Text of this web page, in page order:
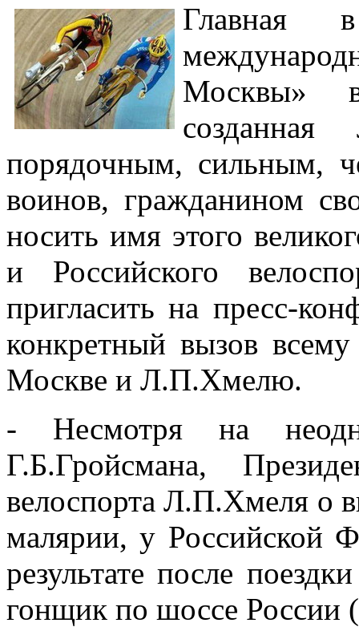
Главная
Москвы»
порядочным, сильным,
воинов, гражданином
носить имя этого
и Российского
пригласить на пресс-
конкретный вызов
Москве и Л.П.Хмелю.
- Несмотря на
Г.Б.Гройсмана,
велоспорта Л.П.Хмеля о
малярии, у Российской
результате после
гонщик по шоссе России